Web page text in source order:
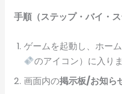
手順（ステップ・バイ・ス
ゲームを起動し、ホー
のアイコン）に入りま
画面内の掲示板/お知ら